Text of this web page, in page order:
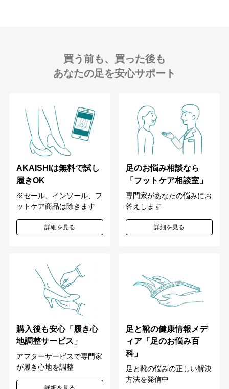
買う前も、買った後も
あなたの足を安心サポート
AKAISHIは無料で試し
履きOK
※セール、インソール、フ
ットケア商品は除きます
詳細を見る
足のお悩み相談なら
「フットケア相談室」
専門家があなたの悩みにお
答えします
詳細を見る
購入後も安心「履き心
地調整サービス」
アフターサービスで専門家
が履き心地を調整
足と靴の健康情報メデ
ィア「足のお悩み百
科」
足と靴の悩みの正しい解決
方法を発信中